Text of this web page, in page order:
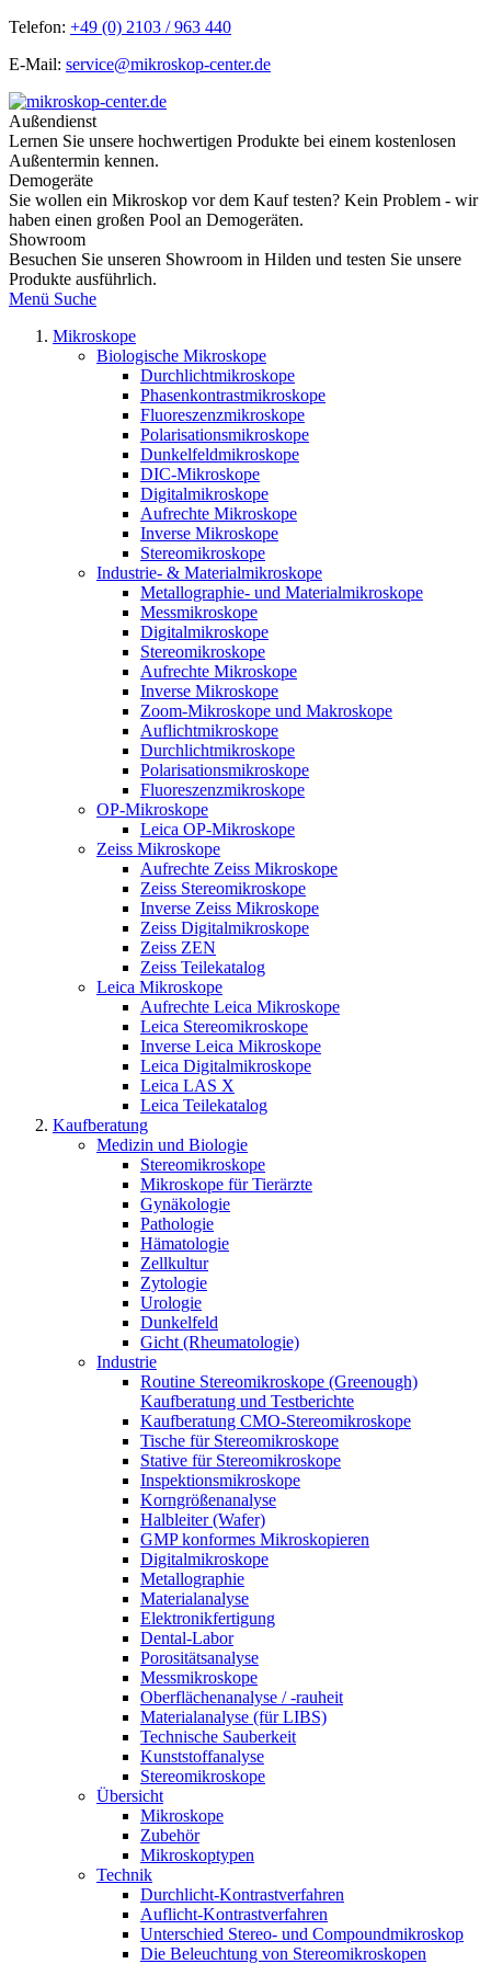
Telefon: +49 (0) 2103 / 963 440
E-Mail: service@mikroskop-center.de
Außendienst
Lernen Sie unsere hochwertigen Produkte bei einem kostenlosen
Außentermin kennen.
Demogeräte
Sie wollen ein Mikroskop vor dem Kauf testen? Kein Problem - wir
haben einen großen Pool an Demogeräten.
Showroom
Besuchen Sie unseren Showroom in Hilden und testen Sie unsere
Produkte ausführlich.
Menü Suche
Mikroskope
Biologische Mikroskope
Durchlichtmikroskope
Phasenkontrastmikroskope
Fluoreszenzmikroskope
Polarisationsmikroskope
Dunkelfeldmikroskope
DIC-Mikroskope
Digitalmikroskope
Aufrechte Mikroskope
Inverse Mikroskope
Stereomikroskope
Industrie- & Materialmikroskope
Metallographie- und Materialmikroskope
Messmikroskope
Digitalmikroskope
Stereomikroskope
Aufrechte Mikroskope
Inverse Mikroskope
Zoom-Mikroskope und Makroskope
Auflichtmikroskope
Durchlichtmikroskope
Polarisationsmikroskope
Fluoreszenzmikroskope
OP-Mikroskope
Leica OP-Mikroskope
Zeiss Mikroskope
Aufrechte Zeiss Mikroskope
Zeiss Stereomikroskope
Inverse Zeiss Mikroskope
Zeiss Digitalmikroskope
Zeiss ZEN
Zeiss Teilekatalog
Leica Mikroskope
Aufrechte Leica Mikroskope
Leica Stereomikroskope
Inverse Leica Mikroskope
Leica Digitalmikroskope
Leica LAS X
Leica Teilekatalog
Kaufberatung
Medizin und Biologie
Stereomikroskope
Mikroskope für Tierärzte
Gynäkologie
Pathologie
Hämatologie
Zellkultur
Zytologie
Urologie
Dunkelfeld
Gicht (Rheumatologie)
Industrie
Routine Stereomikroskope (Greenough)
Kaufberatung und Testberichte
Kaufberatung CMO-Stereomikroskope
Tische für Stereomikroskope
Stative für Stereomikroskope
Inspektionsmikroskope
Korngrößenanalyse
Halbleiter (Wafer)
GMP konformes Mikroskopieren
Digitalmikroskope
Metallographie
Materialanalyse
Elektronikfertigung
Dental-Labor
Porositätsanalyse
Messmikroskope
Oberflächenanalyse / -rauheit
Materialanalyse (für LIBS)
Technische Sauberkeit
Kunststoffanalyse
Stereomikroskope
Übersicht
Mikroskope
Zubehör
Mikroskoptypen
Technik
Durchlicht-Kontrastverfahren
Auflicht-Kontrastverfahren
Unterschied Stereo- und Compoundmikroskop
Die Beleuchtung von Stereomikroskopen